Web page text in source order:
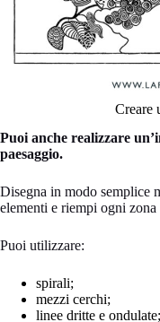
Creare
Puoi anche realizzare
paesaggio.
Disegna in modo semplice
elementi e riempi ogni
Puoi utilizzare:
spirali;
mezzi cerchi;
linee dritte e ondulate;